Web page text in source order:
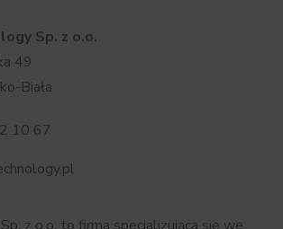
Sp. z o.o.
49
Biała
10 67